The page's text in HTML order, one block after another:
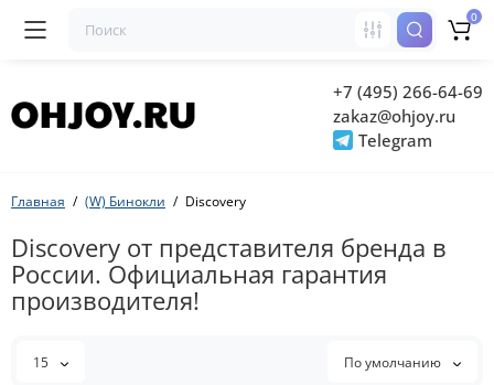
+7 (495) 266-64-69
zakaz@ohjoy.ru
Telegram
0
Главная (W) Бинокли Discovery
Discovery от представителя бренда в
России. Официальная гарантия
производителя!
15 По умолчанию